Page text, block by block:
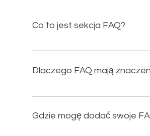
Co to jest sekcja FAQ?
Sekcja FAQ może być
Dlaczego FAQ mają
FAQ to świetny sposób, aby
Gdzie mogę dodać swoje